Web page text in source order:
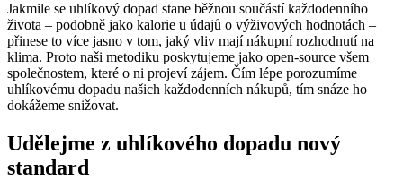
Jakmile se uhlíkový dopad stane běžnou součástí každodenního
života – podobně jako kalorie u údajů o výživových hodnotách –
přinese to více jasno v tom, jaký vliv mají nákupní rozhodnutí na
klima. Proto naši metodiku poskytujeme jako open-source všem
společnostem, které o ni projeví zájem. Čím lépe porozumíme
uhlíkovému dopadu našich každodenních nákupů, tím snáze ho
dokážeme snižovat.
Udělejme z uhlíkového dopadu nový
standard